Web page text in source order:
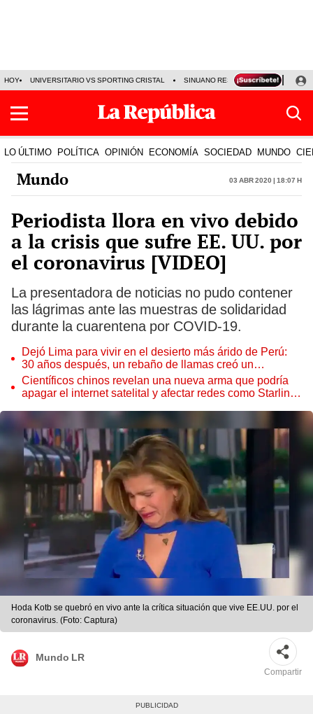
HOY UNIVERSITARIO VS SPORTING CRISTAL SINUANO RESULTADOS HOY
LO ÚLTIMO POLÍTICA OPINIÓN ECONOMÍA SOCIEDAD MUNDO
Mundo 03 Abr 2020 | 18:07 h
Periodista llora en vivo debido
a la crisis que sufre EE. UU. por
el coronavirus [VIDEO]
La presentadora de noticias no pudo contener
las lágrimas ante las muestras de solidaridad
durante la cuarentena por COVID-19.
Dejó Lima para vivir en el desierto más árido de Perú:
30 años después, un rebaño de llamas creó un
sorprendente ecosistema
Científicos chinos revelan una nueva arma que podría
apagar el internet satelital y afectar redes como Starlink
Hoda Kotb se quebró en vivo ante la crítica situación que vive EE.UU. por el
coronavirus. (Foto: Captura)
Mundo LR
Compartir